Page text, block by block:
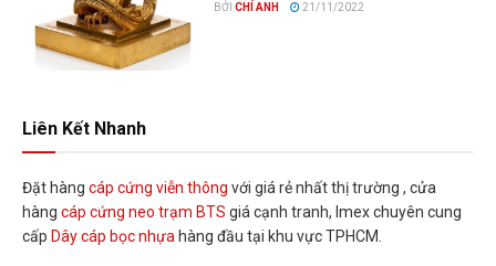
BỞI CHÍ ANH 21/11/2022
Liên Kết Nhanh
Đặt hàng cáp cứng viễn thông với giá rẻ nhất thị trường , cửa
hàng cáp cứng neo trạm BTS giá cạnh tranh, Imex chuyên cung
cấp Dây cáp bọc nhựa hàng đầu tại khu vực TPHCM.